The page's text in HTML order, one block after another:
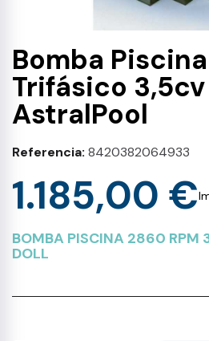
Bomba
Trifásico
AstralPool
Referencia 8420382064933
1.185,00 €
BOMBA PISCINA 2860
DOLL